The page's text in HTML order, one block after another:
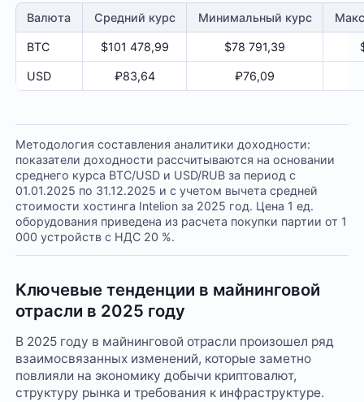
Валюта Средний курс Минимальный курс
BTC $101 478,99 $78 791,39
USD ₽83,64 ₽76,09
Методология составления аналитики доходности:
показатели доходности рассчитываются на основании
среднего курса BTC/USD и USD/RUB за период с
01.01.2025 по 31.12.2025 и с учетом вычета средней
стоимости хостинга Intelion за 2025 год. Цена 1 ед.
оборудования приведена из расчета покупки партии от 1
000 устройств с НДС 20 %.
Ключевые тенденции в майнинговой
отрасли в 2025 году
В 2025 году в майнинговой отрасли произошел ряд
взаимосвязанных изменений, которые заметно
повлияли на экономику добычи криптовалют,
структуру рынка и требования к инфраструктуре.